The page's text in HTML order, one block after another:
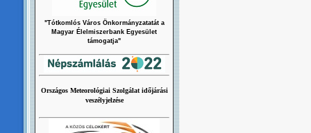
"Tótkomlós Város Önkormányzatatát a
Magyar Élelmiszerbank Egyesület
támogatja"
Országos Meteorológiai Szolgálat időjárási
veszélyjelzése